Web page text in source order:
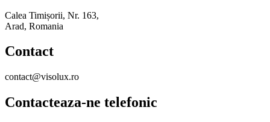
Calea Timișorii, Nr. 163,
Arad, Romania
Contact
contact@visolux.ro
Contacteaza-ne telefonic